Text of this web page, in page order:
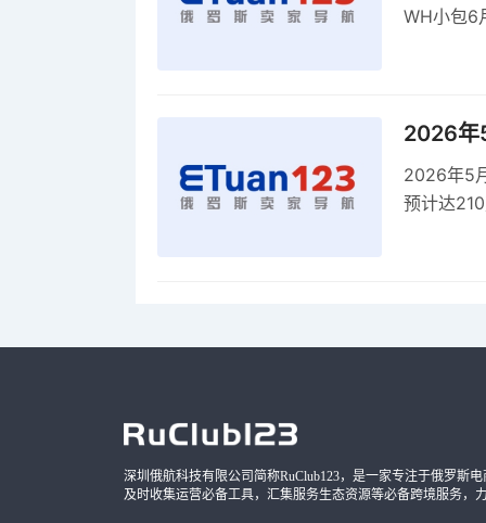
WH小包6
2026年
2026年5
预计达
深圳俄航科技有限公司简称RuClub123，是一家专注于俄罗斯
及时收集运营必备工具，汇集服务生态资源等必备跨境服务，